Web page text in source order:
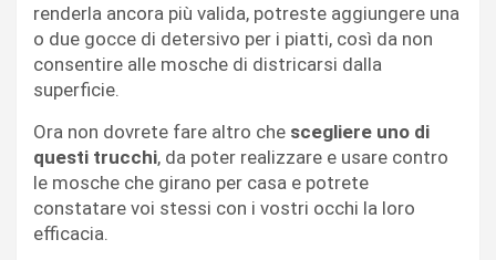
renderla ancora più valida, potreste aggiungere una
o due gocce di detersivo per i piatti, così da non
consentire alle mosche di districarsi dalla
superficie.
Ora non dovrete fare altro che scegliere uno di
questi trucchi, da poter realizzare e usare contro
le mosche che girano per casa e potrete
constatare voi stessi con i vostri occhi la loro
efficacia.